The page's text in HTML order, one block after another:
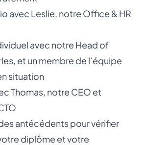
avec Leslie, notre Office & HR
avec notre Head of
et un membre de l’équipe
situation
Thomas, notre CEO et
antécédents pour vérifier
diplôme et votre